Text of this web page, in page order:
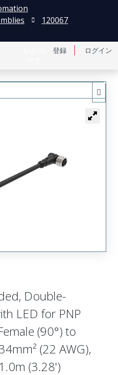
登録 ログイン
120067
Double-
LED for PNP
(90°) to
(22 AWG),
(3.28')